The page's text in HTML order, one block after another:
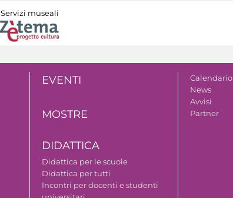
Servizi museali
EVENTI
MOSTRE
DIDATTICA
Didattica per le scuole
Didattica per tutti
Incontri per docenti e studenti
Calendario
News
Avvisi
Partner